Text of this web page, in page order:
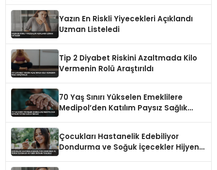
Yazın En Riskli Yiyecekleri Açıklandı
Uzman Listeledi
Tip 2 Diyabet Riskini Azaltmada Kilo
Vermenin Rolü Araştırıldı
70 Yaş Sınırı Yükselen Emeklilere
Medipol’den Katılım Paysız Sağlık
Çocukları Hastanelik Edebiliyor
Dondurma ve Soğuk İçecekler Hijyenik